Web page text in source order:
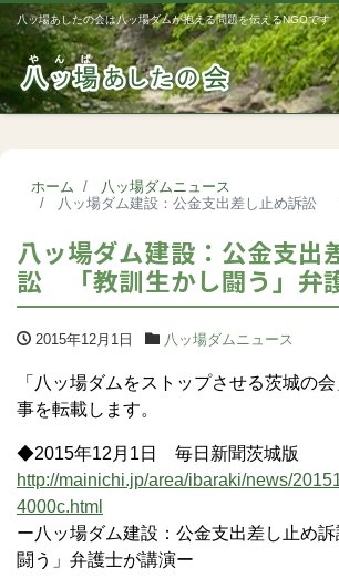
八ッ場あしたの会は八ッ場ダムが抱える問題を伝えるNGOです
ホーム
八ッ場ダムニュース
八ッ場ダム建設：公金支出差し止め訴訟 「教訓生か
八ッ場ダム建設：公金支出
訟 「教訓生かし闘う」弁
2015年12月1日 八ッ場ダムニュース
「八ッ場ダムをストップさせる茨城の
事を転載します。
◆2015年12月1日 毎日新聞茨城版
http://mainichi.jp/area/ibaraki/news/
4000c.html
ー八ッ場ダム建設：公金支出差し止め
闘う」弁護士が講演ー